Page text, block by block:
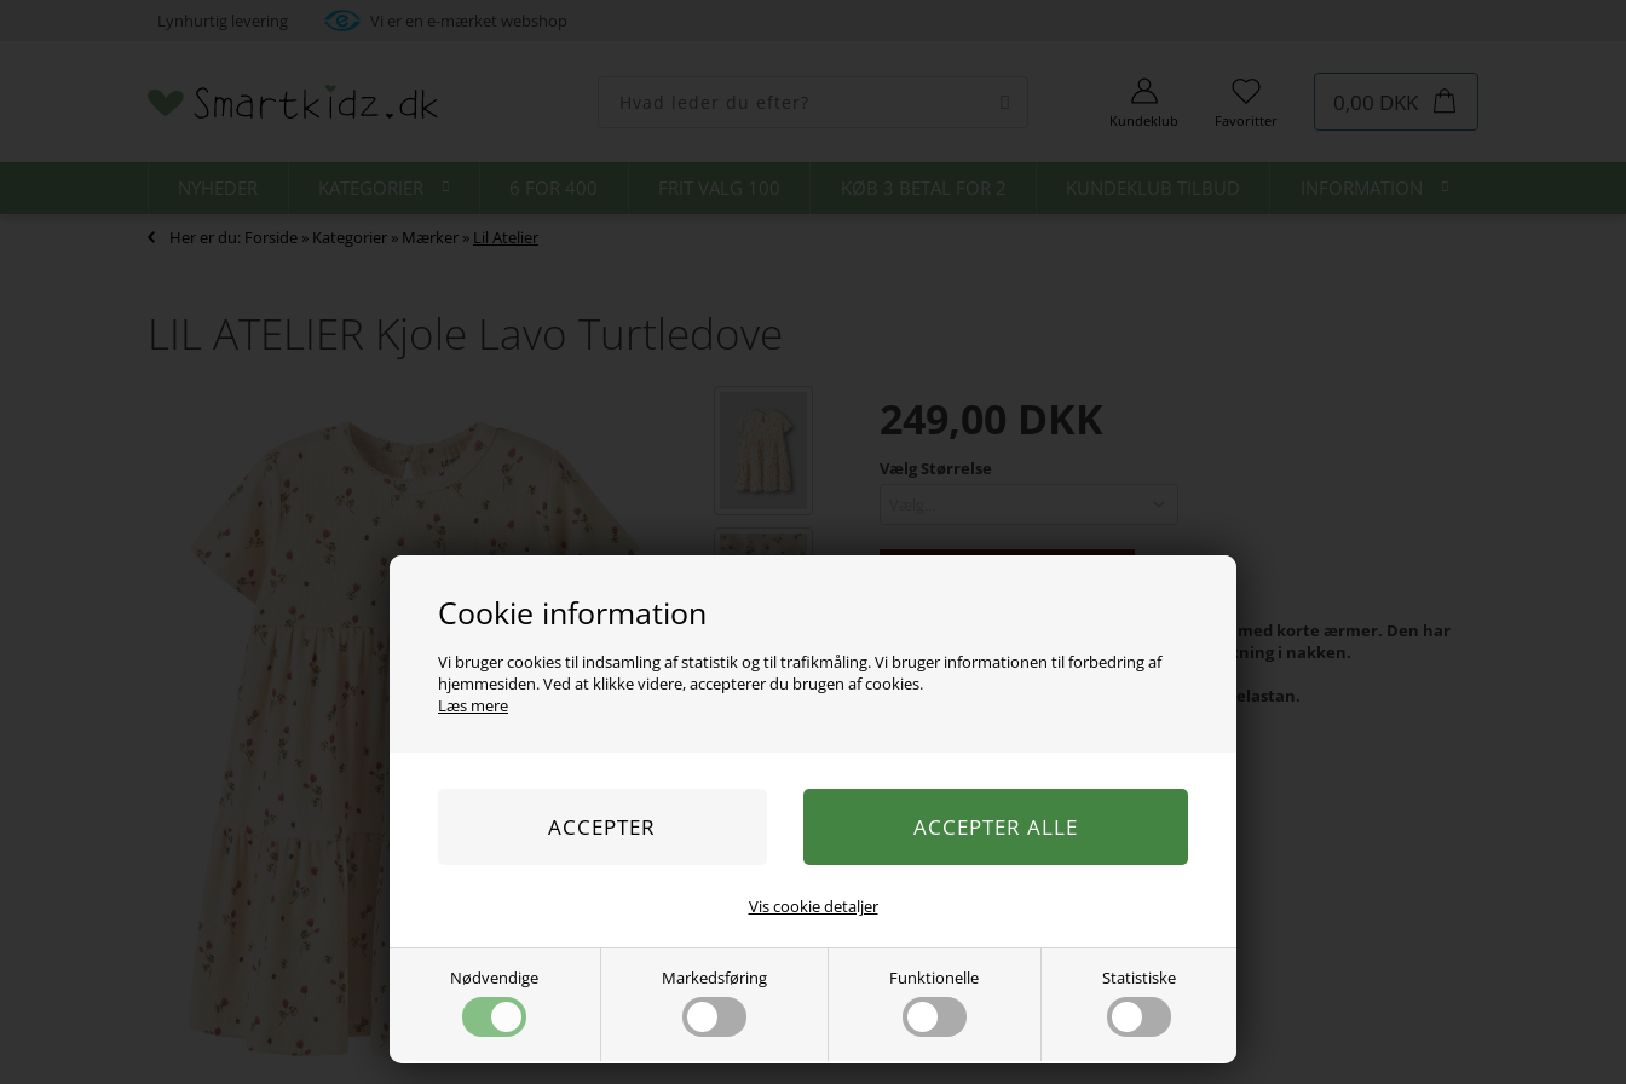
Cookie information
Vi bruger cookies til indsamling af statistik og til trafikmåling. Vi bruger informationen til forbedring af
hjemmesiden. Ved at klikke videre, accepterer du brugen af cookies.
Læs mere
Nødvendige Markedsføring Funktionelle Statistiske
Vis cookie detaljer
Lynhurtig levering Vi er en e-mærket webshop
Kundeklub Favoritter
0,00 DKK
NYHEDER KATEGORIER 6 FOR 400 FRIT VALG 100 KØB 3 BETAL FOR 2 KUNDEKLUB TILBUD INFORMATION
Her er du: Forside » Kategorier » Mærker » Lil Atelier
LIL ATELIER Kjole Lavo Turtledove
249,00 DKK
Vælg Størrelse
Smukkeste kjole fra Lil Atelier. Den er i rib og med korte ærmer. Den har
det fineste blomster print og sød hul knap lukning i nakken.
57% økologisk bomuld, 38% lyocell tencel, 5% elastan.
Varenummer:13245244-4800195